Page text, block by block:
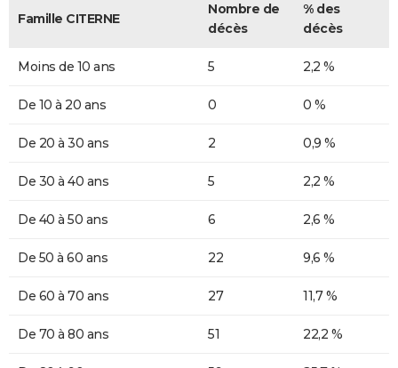
Famille CITERNE
Nombre de
décès
% des
décès
Moins de 10 ans 5 2,2 %
De 10 à 20 ans 0 0 %
De 20 à 30 ans 2 0,9 %
De 30 à 40 ans 5 2,2 %
De 40 à 50 ans 6 2,6 %
De 50 à 60 ans 22 9,6 %
De 60 à 70 ans 27 11,7 %
De 70 à 80 ans 51 22,2 %